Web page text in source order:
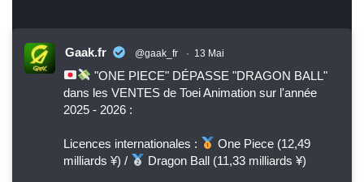
Gaak.fr @gaak_fr · 13 Mai
"ONE PIECE" DÉPASSE "DRAGON BALL"
dans les VENTES de Toei Animation sur l'année
2025 - 2026 :
Licences internationales :
One Piece (12,49
milliards ¥) /
Dragon Ball (11,33 milliards ¥)